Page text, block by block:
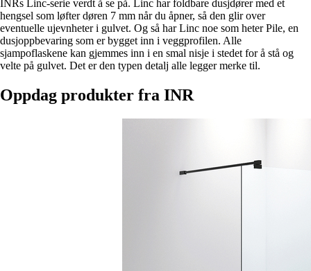
INRs Linc-serie verdt å se på. Linc har foldbare dusjdører med et
hengsel som løfter døren 7 mm når du åpner, så den glir over
eventuelle ujevnheter i gulvet. Og så har Linc noe som heter Pile, en
dusjoppbevaring som er bygget inn i veggprofilen. Alle
sjampoflaskene kan gjemmes inn i en smal nisje i stedet for å stå og
velte på gulvet. Det er den typen detalj alle legger merke til.
Oppdag produkter fra INR